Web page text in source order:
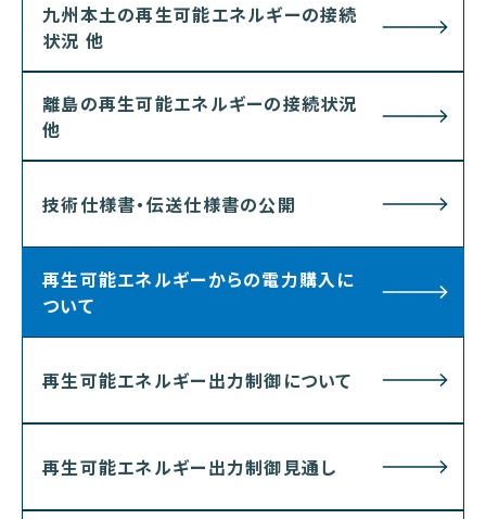
九州本土の再生可能エネルギーの接続
状況 他
離島の再生可能エネルギーの接続状況
他
技術仕様書・伝送仕様書の公開
再生可能エネルギーからの電力購入に
ついて
再生可能エネルギー出力制御について
再生可能エネルギー出力制御見通し